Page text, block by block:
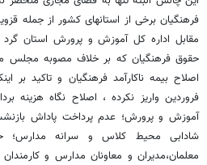
فرهنگیان برخی از استانهای کشور از جمله
حقوق فرهنگیان که بر خلاف مصوبه مجلس
اصلاح بیمه ناکارآمد فرهنگیان و تاکید بر
فروردین واریز نکرده ‌، اصلاح نگاه هزینه
شادابی محیط کلاس و سرانه
معلمان،مدیران و معاونان مدارس و کارمندان